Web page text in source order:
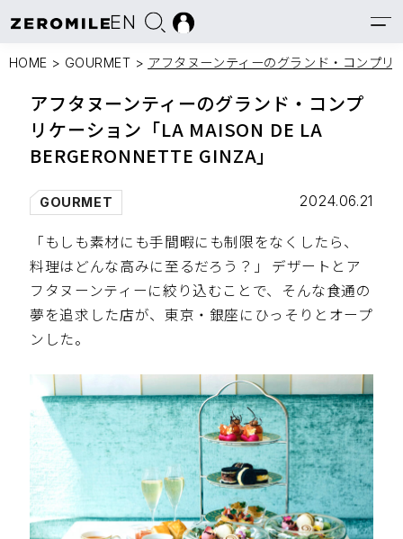
EN
HOME > GOURMET > アフタヌーンティーのグランド・コンプ
アフタヌーンティーのグランド・コンプ
リケーション「LA MAISON DE LA
BERGERONNETTE GINZA」
GOURMET 2024.06.21
「もしも素材にも手間暇にも制限をなくしたら、
料理はどんな高みに至るだろう？」 デザートとア
フタヌーンティーに絞り込むことで、そんな食通の
夢を追求した店が、東京・銀座にひっそりとオープ
ンした。